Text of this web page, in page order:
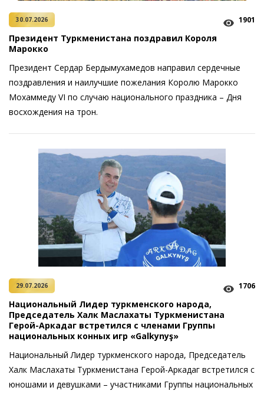
30.07.2026 1901
Президент Туркменистана поздравил Короля
Марокко
Президент Сердар Бердымухамедов направил сердечные
поздравления и наилучшие пожелания Королю Марокко
Мохаммеду VI по случаю национального праздника – Дня
восхождения на трон.
29.07.2026 1706
Национальный Лидер туркменского народа,
Председатель Халк Маслахаты Туркменистана
Герой-Аркадаг встретился с членами Группы
национальных конных игр «Galkynyş»
Национальный Лидер туркменского народа, Председатель
Халк Маслахаты Туркменистана Герой-Аркадаг встретился с
юношами и девушками – участниками Группы национальных